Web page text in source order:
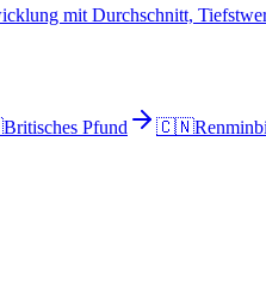
mit Durchschnitt,
Britisches Pfund 🇨🇳